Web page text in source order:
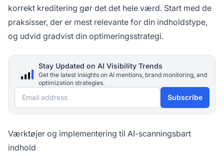
korrekt kreditering gør det det hele værd. Start med de
praksisser, der er mest relevante for din indholdstype,
og udvid gradvist din optimeringsstrategi.
Stay Updated on AI Visibility Trends
Get the latest insights on AI mentions, brand monitoring, and
optimization strategies.
Email address Subscribe
Værktøjer og implementering til AI-scanningsbart
indhold